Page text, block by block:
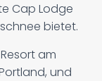
Cap Lodge
bietet.
am
und